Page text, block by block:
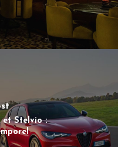
et Stelvio :